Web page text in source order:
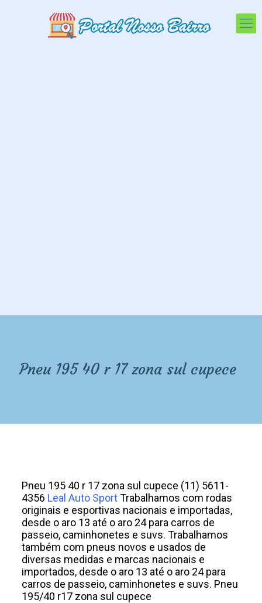
Pneu 195 40 r 17 zona sul cupece
Pneu 195 40 r 17 zona sul cupece (11) 5611-
4356 Leal Auto SportTrabalhamos com rodas
originais e esportivas nacionais e importadas,
desde o aro 13 até o aro 24 para carros de
passeio, caminhonetes e suvs. Trabalhamos
também com pneus novos e usados de
diversas medidas e marcas nacionais e
importados, desde o aro 13 até o aro 24 para
carros de passeio, caminhonetes e suvs. Pneu
195/40 r17 zona sul cupece